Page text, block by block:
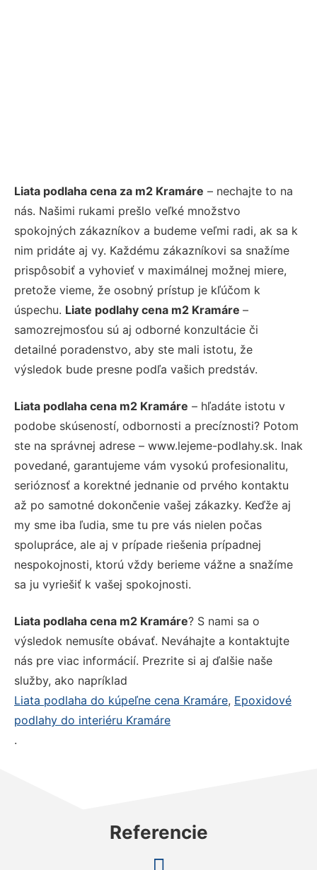
Liata podlaha cena za m2 Kramáre – nechajte to na
nás. Našimi rukami prešlo veľké množstvo
spokojných zákazníkov a budeme veľmi radi, ak sa k
nim pridáte aj vy. Každému zákazníkovi sa snažíme
prispôsobiť a vyhovieť v maximálnej možnej miere,
pretože vieme, že osobný prístup je kľúčom k
úspechu. Liate podlahy cena m2 Kramáre –
samozrejmosťou sú aj odborné konzultácie či
detailné poradenstvo, aby ste mali istotu, že
výsledok bude presne podľa vašich predstáv.
Liata podlaha cena m2 Kramáre – hľadáte istotu v
podobe skúseností, odbornosti a precíznosti? Potom
ste na správnej adrese – www.lejeme-podlahy.sk. Inak
povedané, garantujeme vám vysokú profesionalitu,
serióznosť a korektné jednanie od prvého kontaktu
až po samotné dokončenie vašej zákazky. Keďže aj
my sme iba ľudia, sme tu pre vás nielen počas
spolupráce, ale aj v prípade riešenia prípadnej
nespokojnosti, ktorú vždy berieme vážne a snažíme
sa ju vyriešiť k vašej spokojnosti.
Liata podlaha cena m2 Kramáre? S nami sa o
výsledok nemusíte obávať. Neváhajte a kontaktujte
nás pre viac informácií. Prezrite si aj ďalšie naše
služby, ako napríklad
Liata podlaha do kúpeľne cena Kramáre, Epoxidové
podlahy do interiéru Kramáre
.
Referencie